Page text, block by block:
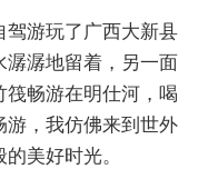
驾游玩了广西大新县
潺地留着，另一面
筏畅游在明仕河，喝
游，我仿佛来到世外
美好时光。